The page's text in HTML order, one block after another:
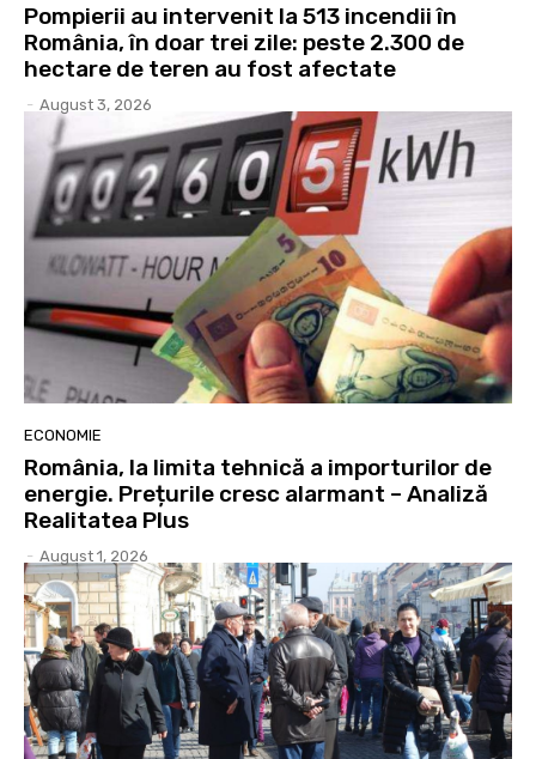
Pompierii au intervenit la 513 incendii în
România, în doar trei zile: peste 2.300 de
hectare de teren au fost afectate
- August 3, 2026
ECONOMIE
România, la limita tehnică a importurilor de
energie. Prețurile cresc alarmant – Analiză
Realitatea Plus
- August 1, 2026